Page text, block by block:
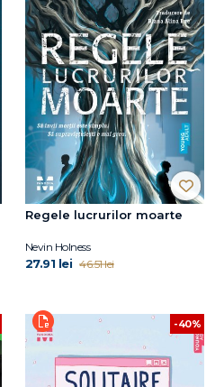
Regele lucrurilor moarte
Nevin Holness
27.91 lei 46.51 lei
-40%